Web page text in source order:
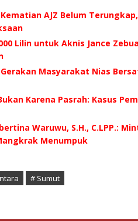
AJZ Belum
Lilin untuk Aknis Jance
Masyarakat Nias
Karena Pasrah: Kasus
Waruwu, S.H., C.LPP.:
Menumpuk
# Sumut